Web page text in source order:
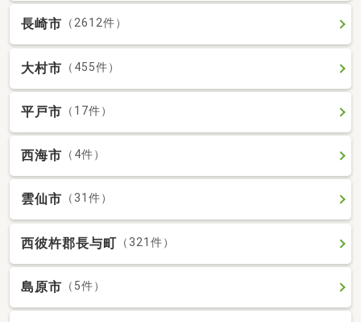
長崎市 （2612件）
大村市 （455件）
平戸市 （17件）
西海市 （4件）
雲仙市 （31件）
西彼杵郡長与町 （321件）
島原市 （5件）